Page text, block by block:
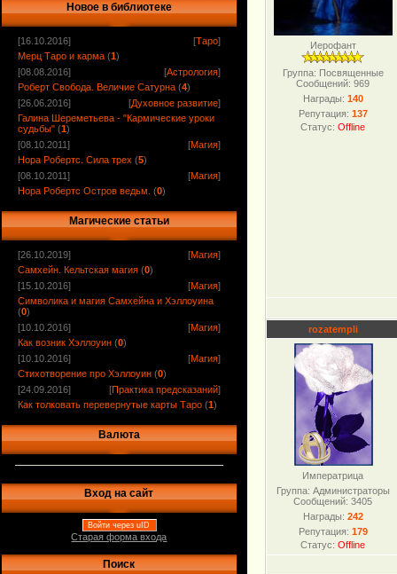
Новое в библиотеке
[16.10.2016] [Таро]
Мерц Таро и карма (1)
[08.08.2016]
[Астрология]
Роберт Свобода. Величие Сатурна (4)
[26.06.2016]
[Духовное развитие]
Галина Шереметьева - "Кармические уроки
судьбы" (1)
[08.10.2011]
[Магия]
Нора Робертс. Сила трех (5)
[08.10.2011]
[Магия]
Нора Робертс Остров ведьм. (0)
Магические статьи
[26.10.2019] [Магия]
Самхейн. Кельтская магия (0)
[15.10.2016]
[Магия]
Символика и магия Самхейна и Хэллоуина
(0)
[10.10.2016]
[Магия]
Как возник Хэллоуин (0)
[10.10.2016]
[Магия]
Стихотворение про Хэллоуин (0)
[24.09.2016]
[Практика предсказаний]
Как толковать перевернутые карты Таро (1)
Валюта
Вход на сайт
Войти через uID
Старая форма входа
Поиск
Иерофант
Группа: Посвященные
Сообщений:969
Награды: 140
Репутация: 137
Статус:Offline
rozatempli
Императрица
Группа: Администраторы
Сообщений:3405
Награды: 242
Репутация: 179
Статус:Offline